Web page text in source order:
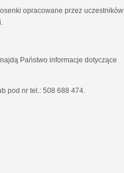
opracowane przez uczestników
Państwo informacje dotyczące
pod nr tel.: 508 688 474.